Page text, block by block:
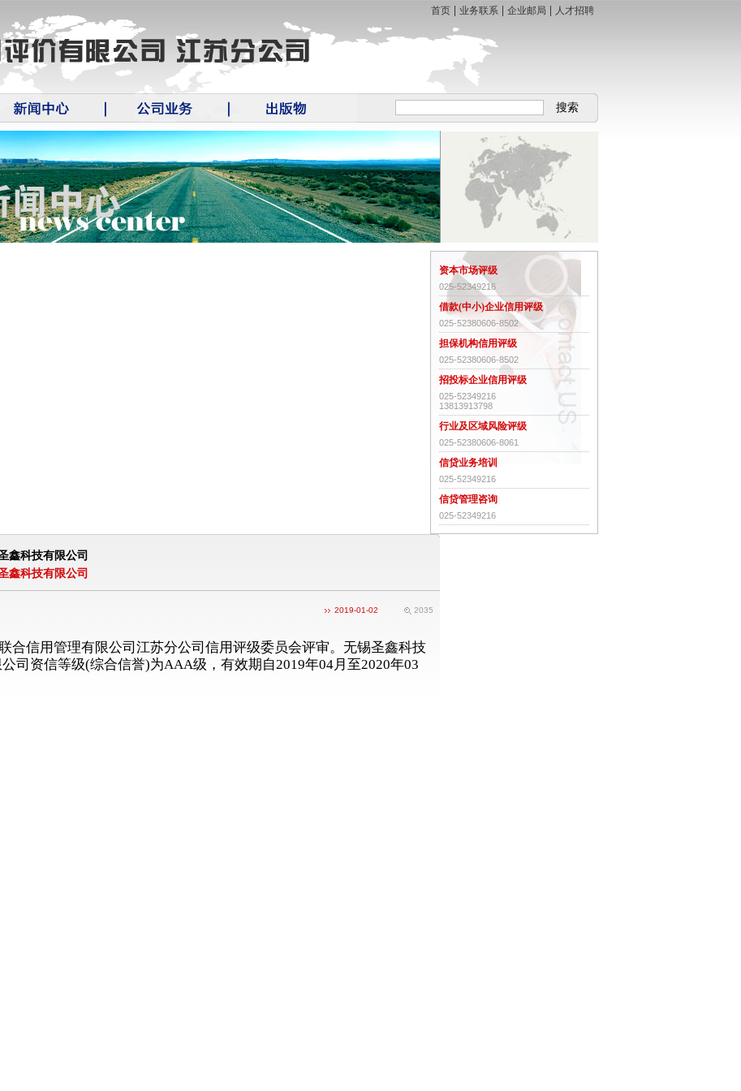
首页| 业务联系| 企业邮局 人才招聘
搜索
资本市场评级
025-52349216
借款(中小)企业信用评级
025-52380606-8502
担保机构信用评级
025-52380606-8502
招投标企业信用评级
025-52349216
13813913798
行业及区域风险评级
025-52380606-8061
信贷业务培训
025-52349216
信贷管理咨询
025-52349216
鑫科技有限公司
鑫科技有限公司
2019-01-02 2035
合信用管理有限公司江苏分公司信用评级委员会评审。 无锡圣鑫科技
司 资信等级(综合信誉)为AAA级，有效期自2019年04月至2020年03